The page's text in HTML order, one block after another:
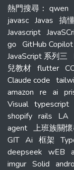
熱門搜尋 ： qwen
javasc Javas 搞
Javascript
go GitHub Copilot
JavaScript 系列三
兒教材 flutter
Claude code
amazon re ai
Visual typescript
shopify rails LA
agent 上班族關
GIT Ai 框架
deepseek wEB
imgur Solid